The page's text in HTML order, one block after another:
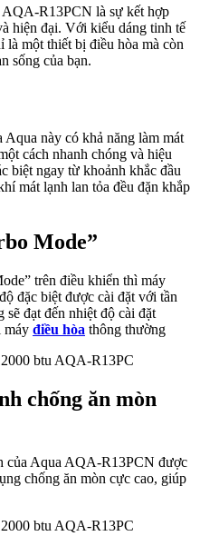
R13PCN là sự kết hợp
hiện đại. Với kiểu dáng tinh tế
là một thiết bị điều hòa mà còn
sống của bạn.
này có khả năng làm mát
cách nhanh chóng và hiệu
biệt ngay từ khoảnh khắc đầu
mát lạnh lan tỏa đều đặn khắp
Mode”
trên điều khiển thì máy
đặc biệt được cài đặt với tần
đạt đến nhiệt độ cài đặt
máy điều hòa thông thường
chống ăn mòn
của Aqua AQA-R13PCN được
chống ăn mòn cực cao, giúp